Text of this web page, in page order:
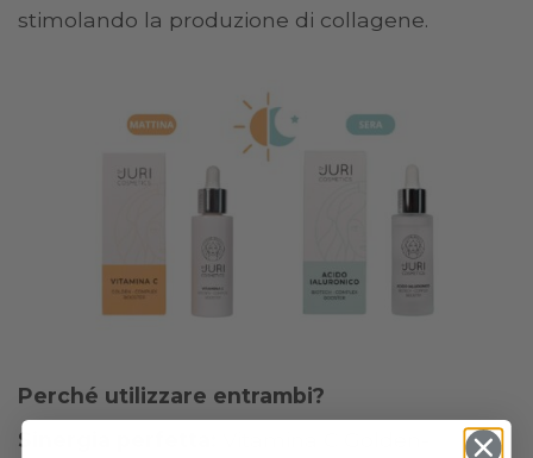
stimolando la produzione di collagene.
Perché utilizzare entrambi?
Sinergia perfetta: